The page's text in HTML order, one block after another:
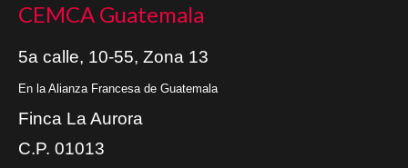
CEMCA Guatemala
5a calle, 10-55, Zona 13
En la Alianza Francesa de Guatemala
Finca La Aurora
C.P. 01013